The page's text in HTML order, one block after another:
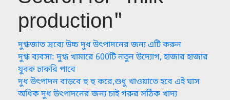
production"
দুগ্ধজাত দ্রব্যে উচ্চ দুধ উৎপাদনের জন্য এটি করুন
দুগ্ধ ব্যবসা: দুগ্ধ খামারে 600টি নতুন উদ্যোগ, হাজার হাজার
যুবক চাকরি পাবে
দুধ উৎপাদন বাড়বে হু হু করে,শুধু খাওয়াতে হবে এই ঘাস
অধিক দুধ উৎপাদনের জন্য চাই গরুর সঠিক খাদ্য